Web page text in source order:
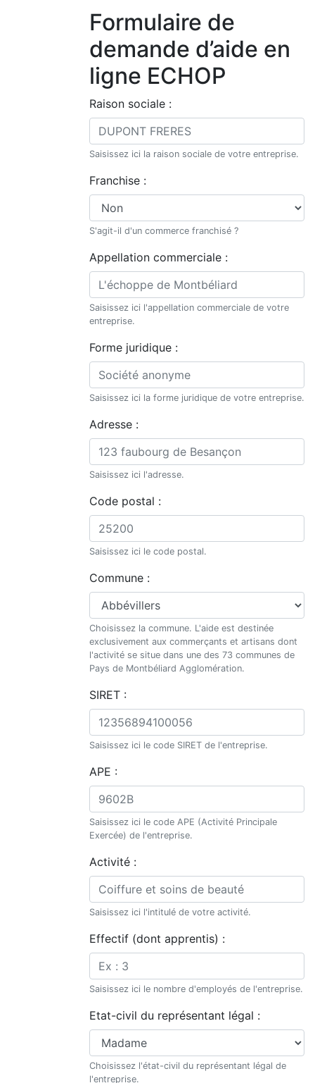
Formulaire de
demande d’aide en
ligne ECHOP
Raison sociale :
Saisissez ici la raison sociale de votre entreprise.
Franchise :
S'agit-il d'un commerce franchisé ?
Appellation commerciale :
Saisissez ici l'appellation commerciale de votre
entreprise.
Forme juridique :
Saisissez ici la forme juridique de votre entreprise.
Adresse :
Saisissez ici l'adresse.
Code postal :
Saisissez ici le code postal.
Commune :
Choisissez la commune. L'aide est destinée
exclusivement aux commerçants et artisans dont
l'activité se situe dans une des 73 communes de
Pays de Montbéliard Agglomération.
SIRET :
Saisissez ici le code SIRET de l'entreprise.
APE :
Saisissez ici le code APE (Activité Principale
Exercée) de l'entreprise.
Activité :
Saisissez ici l'intitulé de votre activité.
Effectif (dont apprentis) :
Saisissez ici le nombre d'employés de l'entreprise.
Etat-civil du représentant légal :
Choisissez l'état-civil du représentant légal de
l'entreprise.